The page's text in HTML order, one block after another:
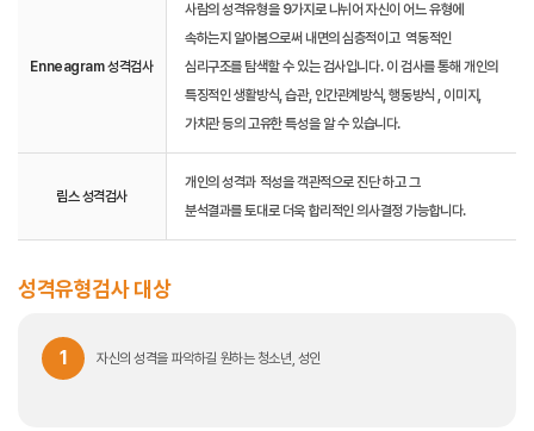
Enneagram 성격검사
사람의 성격유형을 9가지로 나뉘어 자신이 어느 유형에
속하는지 알아봄으로써 내면의 심층적이고 역동적인
심리구조를 탐색할 수 있는 검사입니다. 이 검사를 통해 개인의
특징적인 생활방식, 습관, 인간관계방식, 행동방식 , 이미지,
가치관 등의 고유한 특성을 알 수 있습니다.
림스 성격검사
개인의 성격과 적성을 객관적으로 진단 하고 그
분석결과를 토대로 더욱 합리적인 의사결정 가능합니다.
성격유형검사 대상
1 자신의 성격을 파악하길 원하는 청소년, 성인